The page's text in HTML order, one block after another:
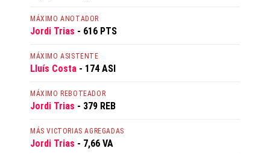
MÁXIMO ANOTADOR
Jordi Trias - 616 PTS
MÁXIMO ASISTENTE
Lluís Costa - 174 ASI
MÁXIMO REBOTEADOR
Jordi Trias - 379 REB
MÁS VICTORIAS AGREGADAS
Jordi Trias - 7,66 VA